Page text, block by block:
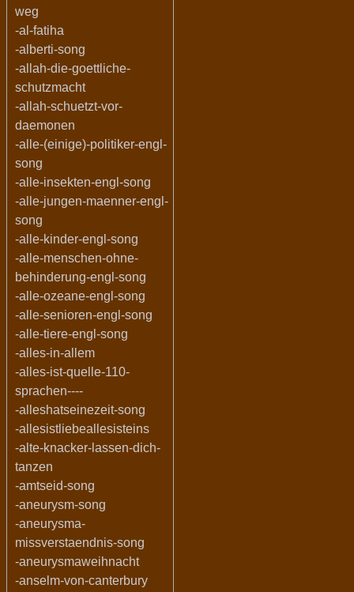
weg
-al-fatiha
-alberti-song
-allah-die-goettliche-
schutzmacht
-allah-schuetzt-vor-
daemonen
-alle-(einige)-politiker-engl-
song
-alle-insekten-engl-song
-alle-jungen-maenner-engl-
song
-alle-kinder-engl-song
-alle-menschen-ohne-
behinderung-engl-song
-alle-ozeane-engl-song
-alle-senioren-engl-song
-alle-tiere-engl-song
-alles-in-allem
-alles-ist-quelle-110-
sprachen----
-alleshatseinezeit-song
-allesistliebeallesisteins
-alte-knacker-lassen-dich-
tanzen
-amtseid-song
-aneurysm-song
-aneurysma-
missverstaendnis-song
-aneurysmaweihnacht
-anselm-von-canterbury